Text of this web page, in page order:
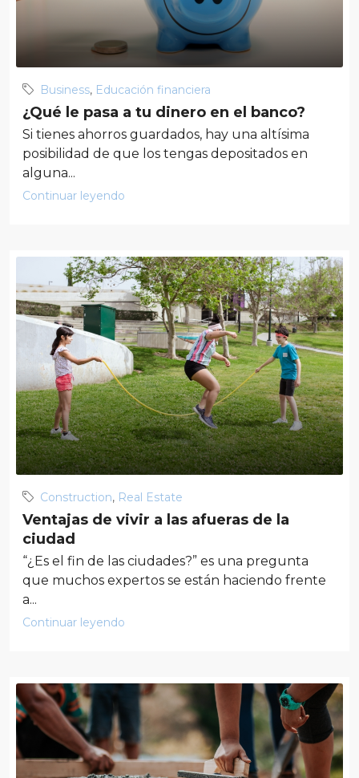
Business, Educación financiera
¿Qué le pasa a tu dinero en el banco?
Si tienes ahorros guardados, hay una altísima
posibilidad de que los tengas depositados en
alguna...
Continuar leyendo
Construction, Real Estate
Ventajas de vivir a las afueras de la
ciudad
“¿Es el fin de las ciudades?” es una pregunta
que muchos expertos se están haciendo frente
a...
Continuar leyendo